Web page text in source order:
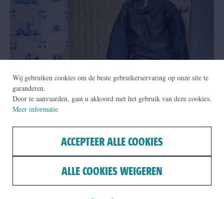
Wij gebruiken cookies om de beste gebruikerservaring op onze site te
garanderen.
Door te aanvaarden, gaat u akkoord met het gebruik van deze cookies.
Meer informatie
ACCEPTEER ALLE COOKIES
ALLE COOKIES WEIGEREN
Kijk binnen in de Wanneskamer